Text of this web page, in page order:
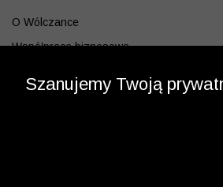
O Wólczance
Współpraca biznesowa
Program lojalnościowy
Szanujemy Twoją